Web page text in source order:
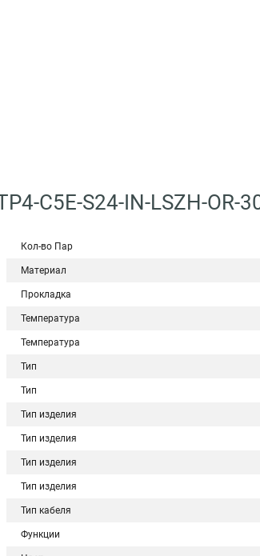
C5E-S24-IN-LSZH-OR-
Кол-во Пар
Материал
Прокладка
Температура
Температура
Тип
Тип
Тип изделия
Тип изделия
Тип изделия
Тип изделия
Тип кабеля
Функции